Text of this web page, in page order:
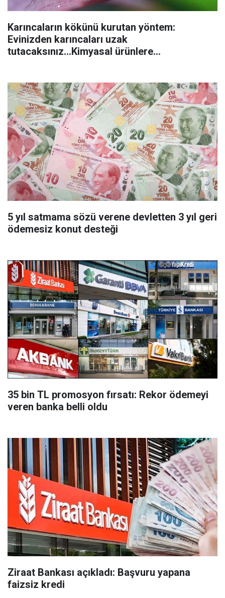
Karıncaların kökünü kurutan yöntem:
Evinizden karıncaları uzak
tutacaksınız...Kimyasal ürünlere
5 yıl satmama sözü verene devletten 3 yıl geri
ödemesiz konut desteği
35 bin TL promosyon fırsatı: Rekor ödemeyi
veren banka belli oldu
Ziraat Bankası açıkladı: Başvuru yapana
faizsiz kredi